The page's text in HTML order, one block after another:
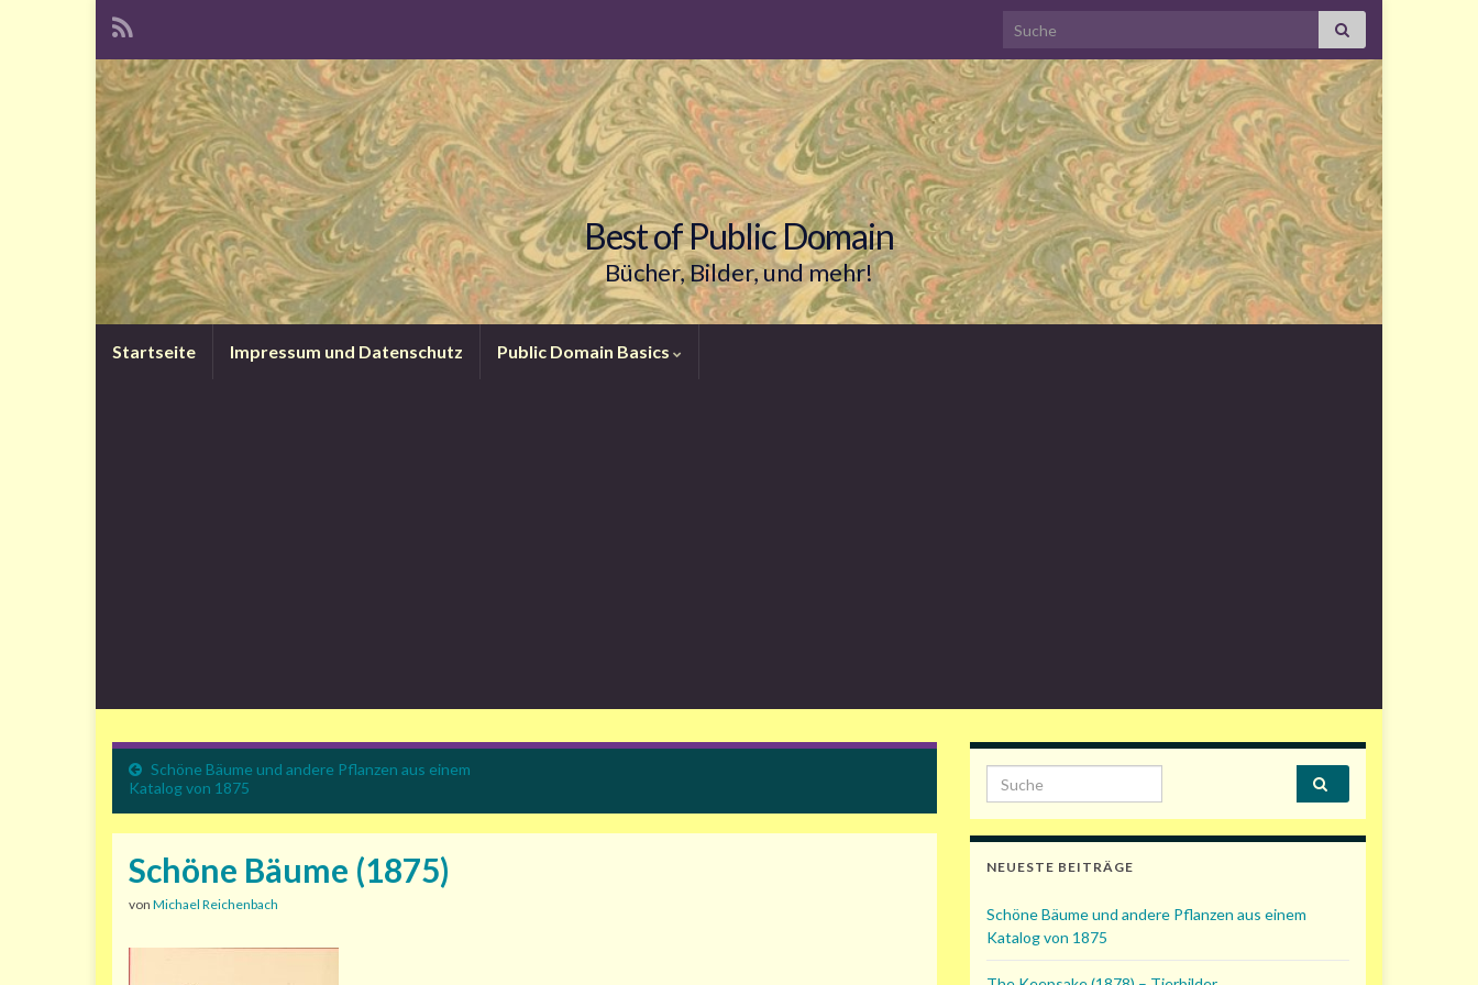
Search for:
Best of Public Domain
Bücher, Bilder, und mehr!
Startseite Impressum und Datenschutz Public Domain Basics
Schöne Bäume und andere Pflanzen aus einem
Katalog von 1875
Schöne Bäume (1875)
von Michael Reichenbach
Search for:
NEUESTE BEITRÄGE
Schöne Bäume und andere Pflanzen aus einem
Katalog von 1875